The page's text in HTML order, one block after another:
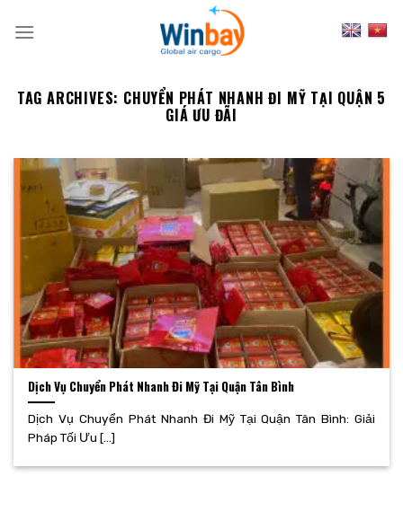
TAG ARCHIVES: CHUYỂN PHÁT NHANH ĐI MỸ TẠI QUẬN 5
GIÁ ƯU ĐÃI
Dịch Vụ Chuyển Phát Nhanh Đi Mỹ Tại Quận Tân Bình
Dịch Vụ Chuyển Phát Nhanh Đi Mỹ Tại Quận Tân Bình: Giải
Pháp Tối Ưu [...]